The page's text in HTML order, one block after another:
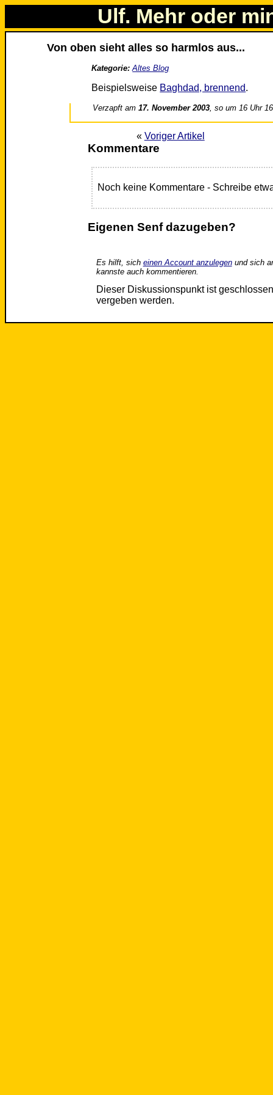
Ulf. Mehr oder
Von oben sieht alles so harmlos aus...
Kategorie: Altes Blog
Beispielsweise Baghdad, brennend.
Verzapft am17. November 2003, so um 16 Uhr 16
« Voriger Artikel
Kommentare
Noch keine Kommentare - Schreibe
Eigenen Senf dazugeben?
Es hilft, sich einen Account anzulegenund sich
kannste auch kommentieren.
Dieser Diskussionspunkt ist
vergeben werden.